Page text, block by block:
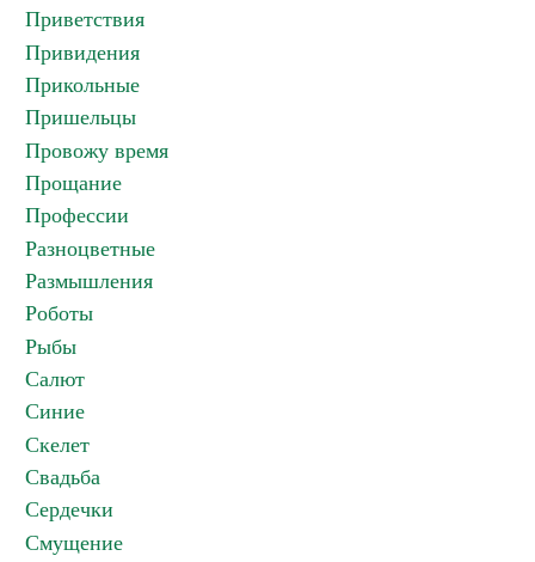
Приветствия
Привидения
Прикольные
Пришельцы
Провожу время
Прощание
Профессии
Разноцветные
Размышления
Роботы
Рыбы
Салют
Синие
Скелет
Свадьба
Сердечки
Смущение